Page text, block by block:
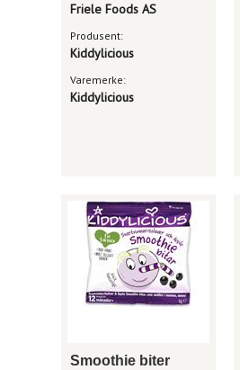
Friele Foods AS
Produsent:
Kiddylicious
Varemerke:
Kiddylicious
Smoothie biter